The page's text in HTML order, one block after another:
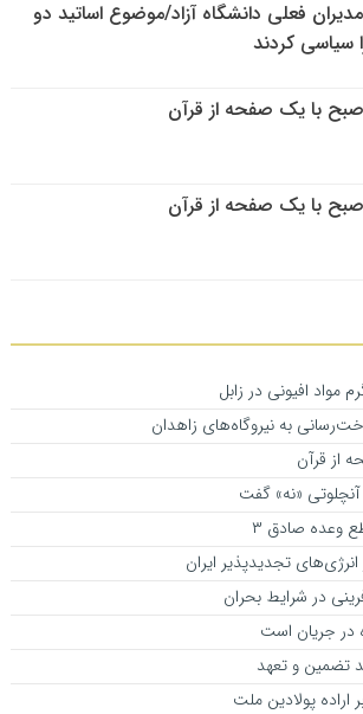
فعلی دانشگاه آزاد/موضوع اساتید دو
سیاسی کردند
با یک صفحه از قرآن
با یک صفحه از قرآن
از قرآن
آنچلوتی «نه» گفت
وعده صادق ۳
تجدیدپذیر ایران
در شرایط بحران
در جریان است
تضمین و تعهد
اراده پولادین ملت